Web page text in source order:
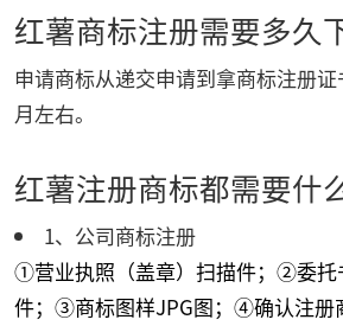
红薯商标注册需要多久
申请商标从递交申请到拿商标注册
月左右。
红薯注册商标都需要什
1、公司商标注册
①营业执照（盖章）扫描件；②委托
件；③商标图样JPG图；④确认注册